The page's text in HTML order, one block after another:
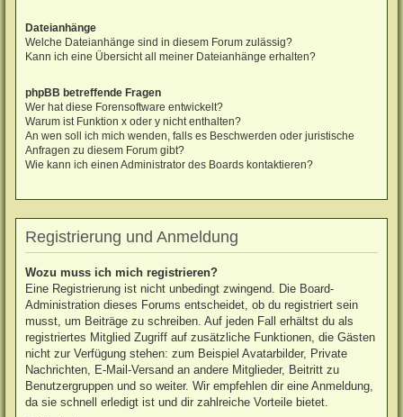
Dateianhänge
Welche Dateianhänge sind in diesem Forum zulässig?
Kann ich eine Übersicht all meiner Dateianhänge erhalten?
phpBB betreffende Fragen
Wer hat diese Forensoftware entwickelt?
Warum ist Funktion x oder y nicht enthalten?
An wen soll ich mich wenden, falls es Beschwerden oder juristische
Anfragen zu diesem Forum gibt?
Wie kann ich einen Administrator des Boards kontaktieren?
Registrierung und Anmeldung
Wozu muss ich mich registrieren?
Eine Registrierung ist nicht unbedingt zwingend. Die Board-
Administration dieses Forums entscheidet, ob du registriert sein
musst, um Beiträge zu schreiben. Auf jeden Fall erhältst du als
registriertes Mitglied Zugriff auf zusätzliche Funktionen, die Gästen
nicht zur Verfügung stehen: zum Beispiel Avatarbilder, Private
Nachrichten, E-Mail-Versand an andere Mitglieder, Beitritt zu
Benutzergruppen und so weiter. Wir empfehlen dir eine Anmeldung,
da sie schnell erledigt ist und dir zahlreiche Vorteile bietet.